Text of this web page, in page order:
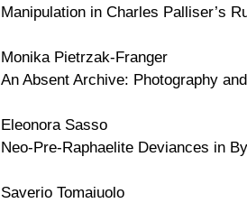
Manipulation in Charles Palliser’s
Monika Pietrzak-Franger
An Absent Archive: Photography
Eleonora Sasso
Neo-Pre-Raphaelite Deviances in
Saverio Tomaiuolo